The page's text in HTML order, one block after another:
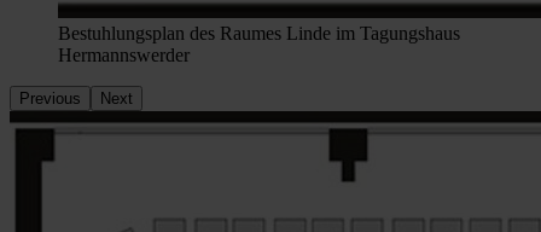
Bestuhlungsplan des Raumes Linde im Tagungshaus
Hermannswerder
Previous Next